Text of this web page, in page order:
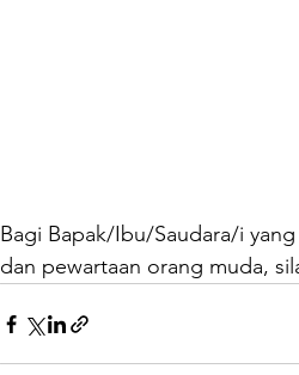
Bagi Bapak/Ibu/Saudara/i
dan pewartaan orang muda,